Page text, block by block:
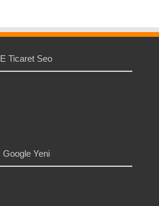
E Ticaret Seo
Google Yeni